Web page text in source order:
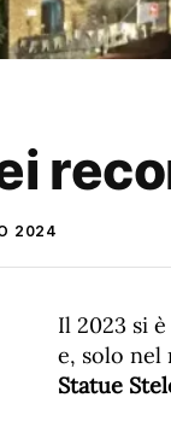
2024
Il 2023 si
e, solo nel
Statue